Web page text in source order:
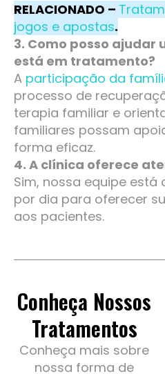
RELACIONADO –
jogos e apostas.
3. Como posso ajudar
está em tratamento?
A participação da
processo de
terapia familiar e
familiares possam
forma eficaz.
4. A clínica oferece
Sim, nossa equipe está
por dia para oferecer
aos pacientes.
Conheça Nossos
Tratamentos
Conheça mais sobre
nossa forma de